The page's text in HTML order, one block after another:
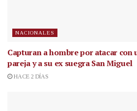
NACIONALES
Capturan a hombre por atacar con
pareja y a su ex suegra San Miguel
HACE 2 DÍAS